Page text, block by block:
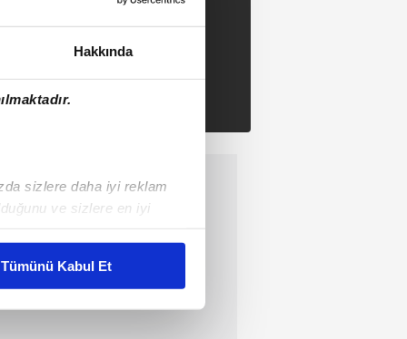
Hakkında
sizlere daha iyi reklam
ve sizlere en iyi
Tümünü Kabul Et